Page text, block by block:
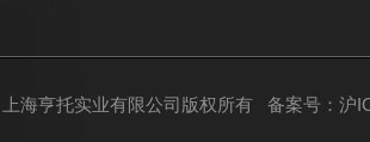
海亨托实业有限公司版权所有 备案号：沪